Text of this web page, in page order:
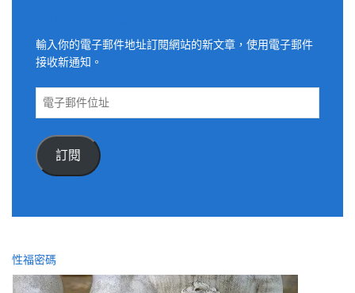
輸入你的電子郵件地址訂閱網站的新文章，使用電子郵件
接收新通知。
電
件
位
訂閱
性福密碼